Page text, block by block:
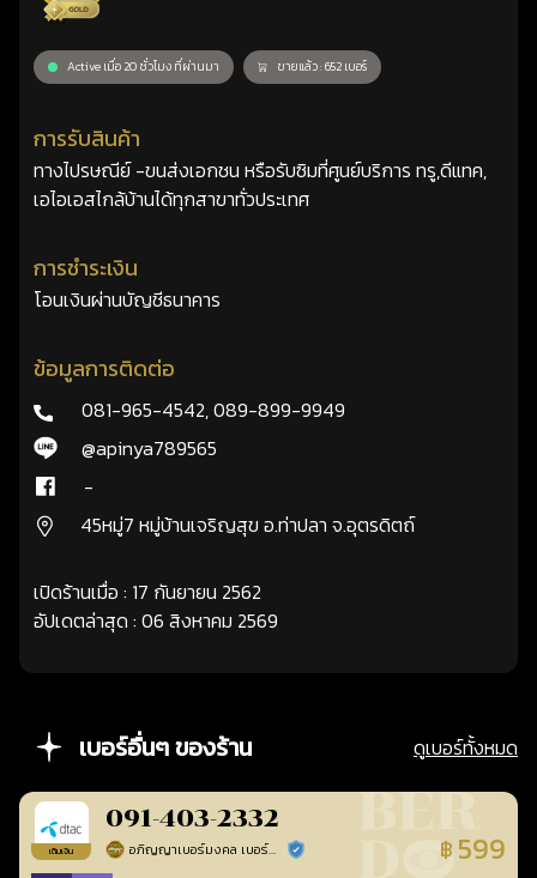
Active เมื่อ 20 ชั่วโมง ที่ผ่านมา ขายแล้ว : 652 เบอร์
การรับสินค้า
ทางไปรษณีย์ -ขนส่งเอกชน หรือรับซิมที่ศูนย์บริการ ทรู,ดีแทค,
เอไอเอสไกล้บ้านได้ทุกสาขาทั่วประเทศ
การชำระเงิน
โอนเงินผ่านบัญชีธนาคาร
ข้อมูลการติดต่อ
081-965-4542,089-899-9949
@apinya789565
-
45หมู่7 หมู่บ้านเจริญสุข อ.ท่าปลา จ.อุตรดิตถ์
เปิดร้านเมื่อ : 17 กันยายน 2562
อัปเดตล่าสุด : 06 สิงหาคม 2569
เบอร์อื่นๆ ของร้าน ดูเบอร์ทั้งหมด
เติมเงิน
091-403-2332
อภิญญาเบอร์มงคล เบอร์สวยเลขศาสตร์ ร้านยืนยันแล้ว ฿ 599